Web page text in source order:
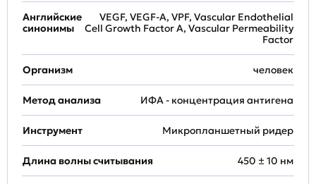
Английские
синонимы
VEGF, VEGF-A, VPF, Vascular Endothelial
Cell Growth Factor A, Vascular Permeability
Factor
Организм человек
Метод анализа ИФА - концентрация антигена
Инструмент Микропланшетный ридер
Длина волны считывания 450 ± 10 нм